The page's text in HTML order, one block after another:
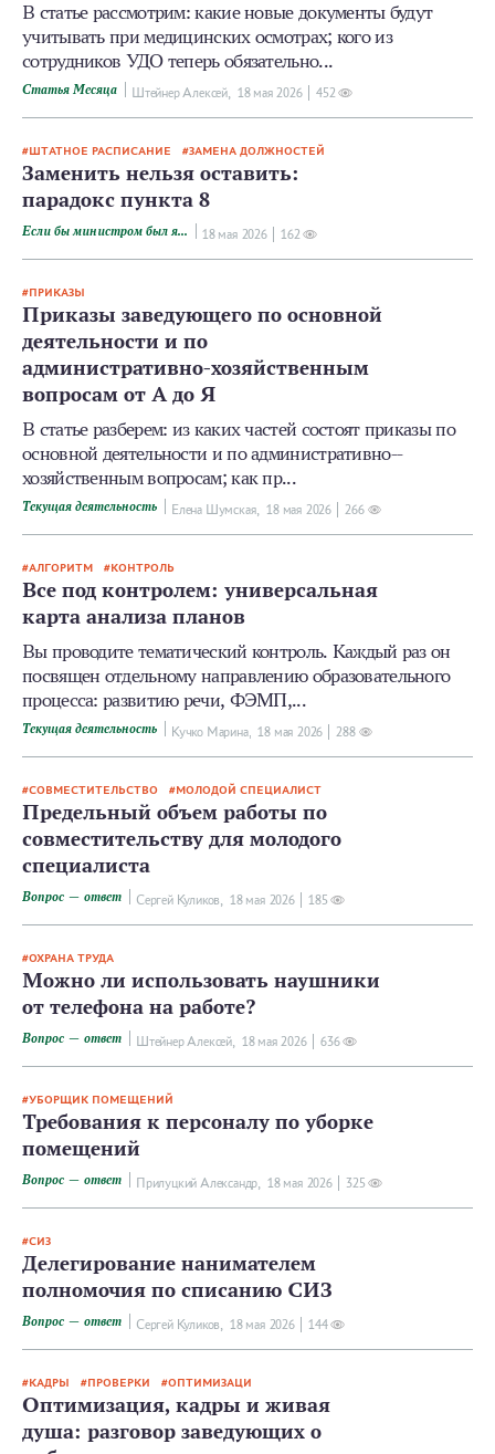
В статье рассмотрим: какие новые документы будут
учитывать при медицинских осмотрах; кого из
сотрудников УДО теперь обязательно...
Статья Месяца Штейнер Алексей, 18 мая 2026 452
ШТАТНОЕ РАСПИСАНИЕ ЗАМЕНА ДОЛЖНОСТЕЙ
Заменить нельзя оставить:
парадокс пункта 8
Если бы министром был я... 18 мая 2026 162
ПРИКАЗЫ
Приказы заведующего по основной
деятельности и по
административно-­хозяйственным
вопросам от А до Я
В статье разберем: из каких частей состоят приказы по
основной деятельности и по административно-­
хозяйственным вопросам; как пр...
Текущая деятельность Елена Шумская, 18 мая 2026 266
АЛГОРИТМ КОНТРОЛЬ
Все под контролем: универсальная
карта анализа планов
Вы проводите тематический контроль. Каждый раз он
посвящен отдельному направлению образовательного
процесса: развитию речи, ФЭМП,...
Текущая деятельность Кучко Марина, 18 мая 2026 288
СОВМЕСТИТЕЛЬСТВО МОЛОДОЙ СПЕЦИАЛИСТ
Предельный объем работы по
совместительству для молодого
специалиста
Вопрос — ответ Сергей Куликов, 18 мая 2026 185
ОХРАНА ТРУДА
Можно ли использовать наушники
от телефона на работе?
Вопрос — ответ Штейнер Алексей, 18 мая 2026 636
УБОРЩИК ПОМЕЩЕНИЙ
Требования к персоналу по уборке
помещений
Вопрос — ответ Прилуцкий Александр, 18 мая 2026 325
СИЗ
Делегирование нанимателем
полномочия по списанию СИЗ
Вопрос — ответ Сергей Куликов, 18 мая 2026 144
КАДРЫ ПРОВЕРКИ ОПТИМИЗАЦИ
Оптимизация, кадры и живая
душа: разговор заведующих о